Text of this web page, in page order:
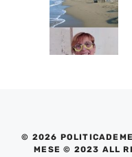
© 2026
MESE © 2023 ALL